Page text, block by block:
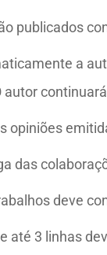
publicados
a
autor
opiniões
das
deve
até 3 linhas